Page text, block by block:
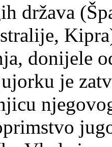
država
donijele
je